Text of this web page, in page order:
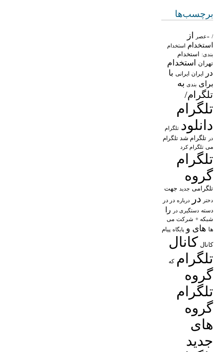
برچسب‌ها
/ «عصر از
استخدام استخدام
بندی: استخدام
تهران
استخدام
در
ایران ایرانی با
برای بندی به
تلگرام/
تلگرام
دانلود تلگرام
در تلگرام شد تلگرام
می تلگرام کرد
تلگرام
گروه
تلگرامی جدید جهت
دختر در درباره در در
دسته دستگیری در را
شبکه + شرکت می
ها های و پایگاه پیام
کانال کانال
تلگرام که
گروه
تلگرام
گروه
های
جدید